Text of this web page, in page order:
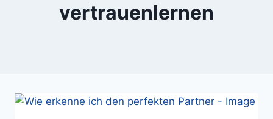
vertrauenlernen